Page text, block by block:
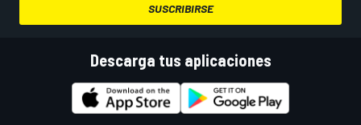
SUSCRIBIRSE
Descarga tus aplicaciones